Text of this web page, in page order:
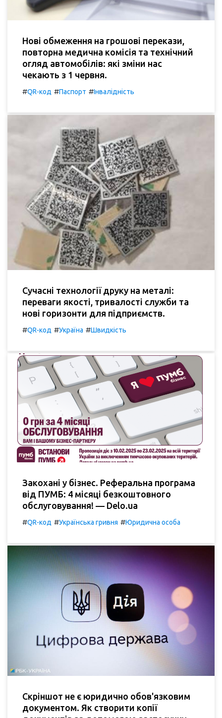
Нові обмеження на грошові перекази,
повторна медична комісія та технічний
огляд автомобілів: які зміни нас
чекають з 1 червня.
#QR-код #Паспорт #Інвалідність
Сучасні технології друку на металі:
переваги якості, тривалості служби та
нові горизонти для підприємств.
#QR-код #Україна #Швидкість
Закохані у бізнес. Реферальна програма
від ПУМБ: 4 місяці безкоштовного
обслуговування! — Delo.ua
#QR-код #Українська гривня #Юридична особа
Скріншот не є юридично обов'язковим
документом. Як створити копії